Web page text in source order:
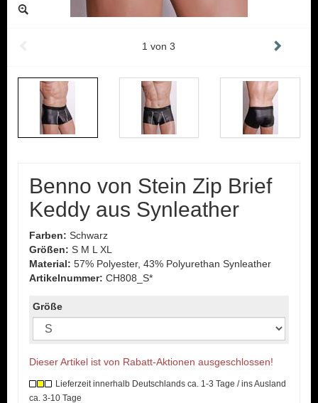
1 von3
Benno von Stein Zip Brief
Keddy aus Synleather
Farben: Schwarz
Größen: S M L XL
Material: 57% Polyester, 43% Polyurethan Synleather
Artikelnummer: CH808_S*
Größe
Dieser Artikel ist von Rabatt-Aktionen ausgeschlossen!
Lieferzeit innerhalb Deutschlands ca. 1-3 Tage / ins Ausland
ca. 3-10 Tage